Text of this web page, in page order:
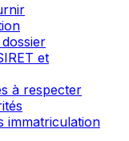
et
à respecter
immatriculation